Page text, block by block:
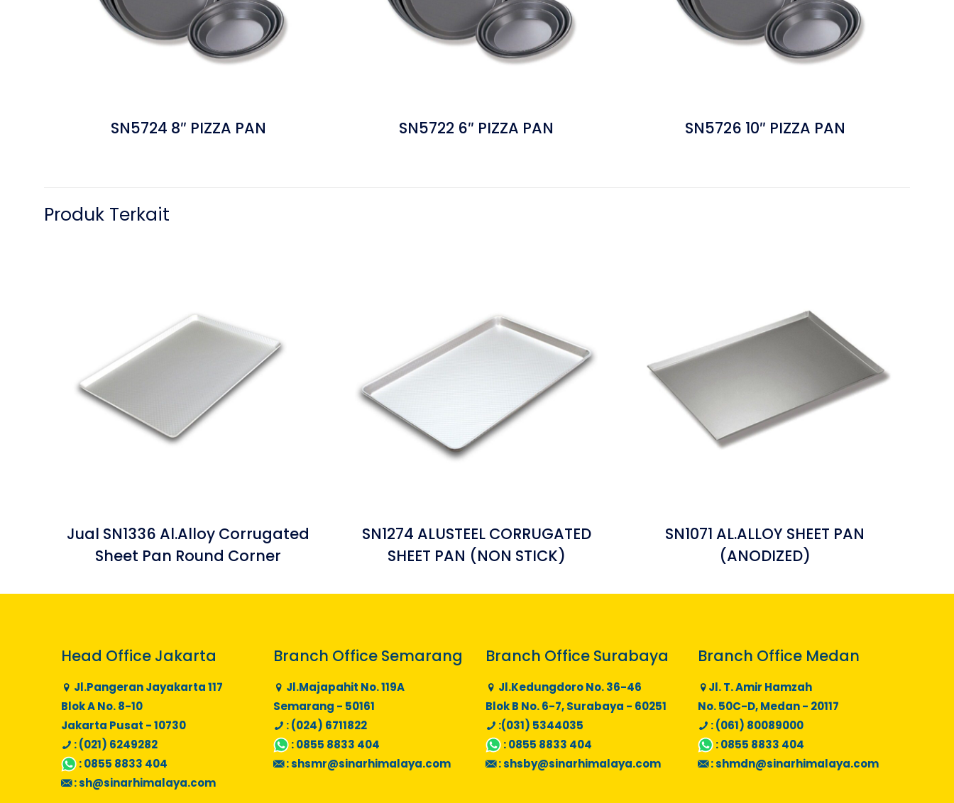
SN5724 8″ PIZZA PAN SN5722 6″ PIZZA PAN SN5726 10″ PIZZA PAN
Produk Terkait
Jual SN1336 Al.Alloy Corrugated
Sheet Pan Round Corner
SN1274 ALUSTEEL CORRUGATED
SHEET PAN (NON STICK)
SN1071 AL.ALLOY SHEET PAN
(ANODIZED)
Head Office Jakarta
Jl.Pangeran Jayakarta 117
Blok A No. 8-10
Jakarta Pusat - 10730
: (021) 6249282
:0855 8833 404
:sh@sinarhimalaya.com
Branch Office Semarang
Jl.Majapahit No. 119A
Semarang - 50161
: (024) 6711822
:0855 8833 404
:shsmr@sinarhimalaya.com
Branch Office Surabaya
Jl.Kedungdoro No. 36-46
Blok B No. 6-7, Surabaya - 60251
:(031) 5344035
:0855 8833 404
:shsby@sinarhimalaya.com
Branch Office Medan
Jl. T. Amir Hamzah
No. 50C-D, Medan - 20117
: (061) 80089000
:0855 8833 404
:shmdn@sinarhimalaya.com